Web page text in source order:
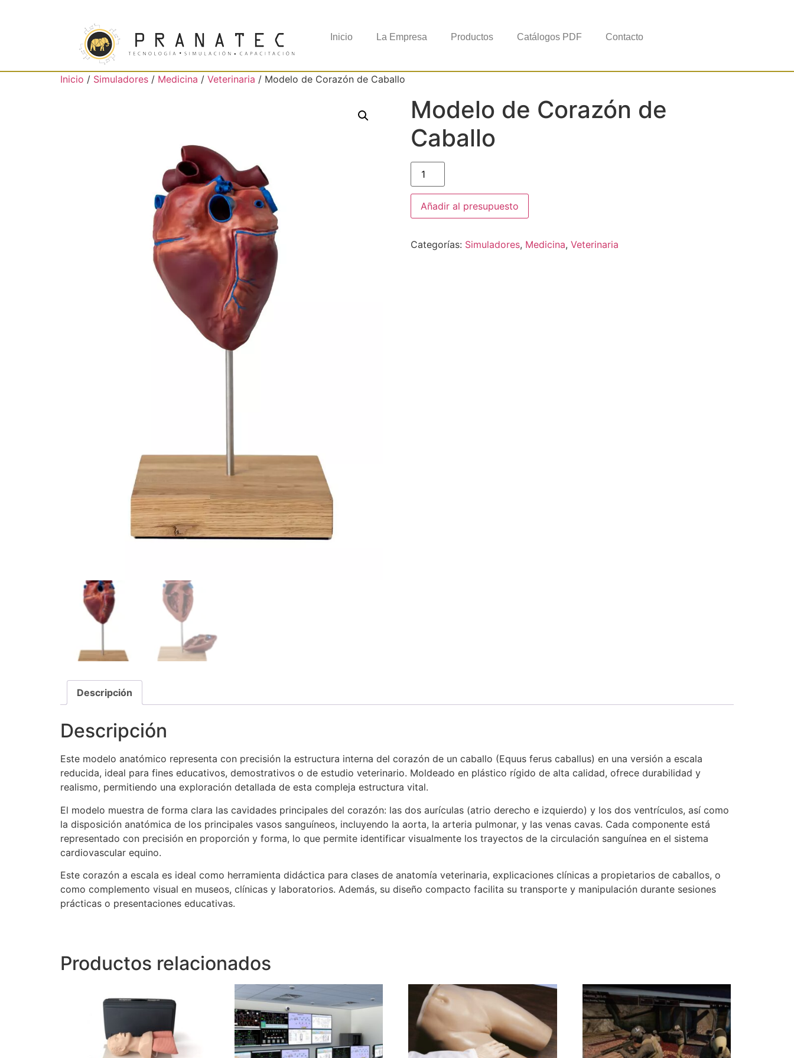
Inicio La Empresa Productos Catálogos PDF Contacto
Inicio / Simuladores / Medicina / Veterinaria / Modelo de Corazón de Caballo
Modelo de Corazón de
Caballo
Añadir al presupuesto
Categorías: Simuladores, Medicina, Veterinaria
Descripción
Descripción
Este modelo anatómico representa con precisión la estructura interna del corazón de un caballo (Equus ferus caballus) en una versión a escala
reducida, ideal para fines educativos, demostrativos o de estudio veterinario. Moldeado en plástico rígido de alta calidad, ofrece durabilidad y
realismo, permitiendo una exploración detallada de esta compleja estructura vital.
El modelo muestra de forma clara las cavidades principales del corazón: las dos aurículas (atrio derecho e izquierdo) y los dos ventrículos, así como
la disposición anatómica de los principales vasos sanguíneos, incluyendo la aorta, la arteria pulmonar, y las venas cavas. Cada componente está
representado con precisión en proporción y forma, lo que permite identificar visualmente los trayectos de la circulación sanguínea en el sistema
cardiovascular equino.
Este corazón a escala es ideal como herramienta didáctica para clases de anatomía veterinaria, explicaciones clínicas a propietarios de caballos, o
como complemento visual en museos, clínicas y laboratorios. Además, su diseño compacto facilita su transporte y manipulación durante sesiones
prácticas o presentaciones educativas.
Productos relacionados